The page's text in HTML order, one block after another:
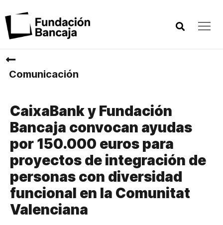
Comunicación
CaixaBank y Fundación
Bancaja convocan ayudas
por 150.000 euros para
proyectos de integración de
personas con diversidad
funcional en la Comunitat
Valenciana